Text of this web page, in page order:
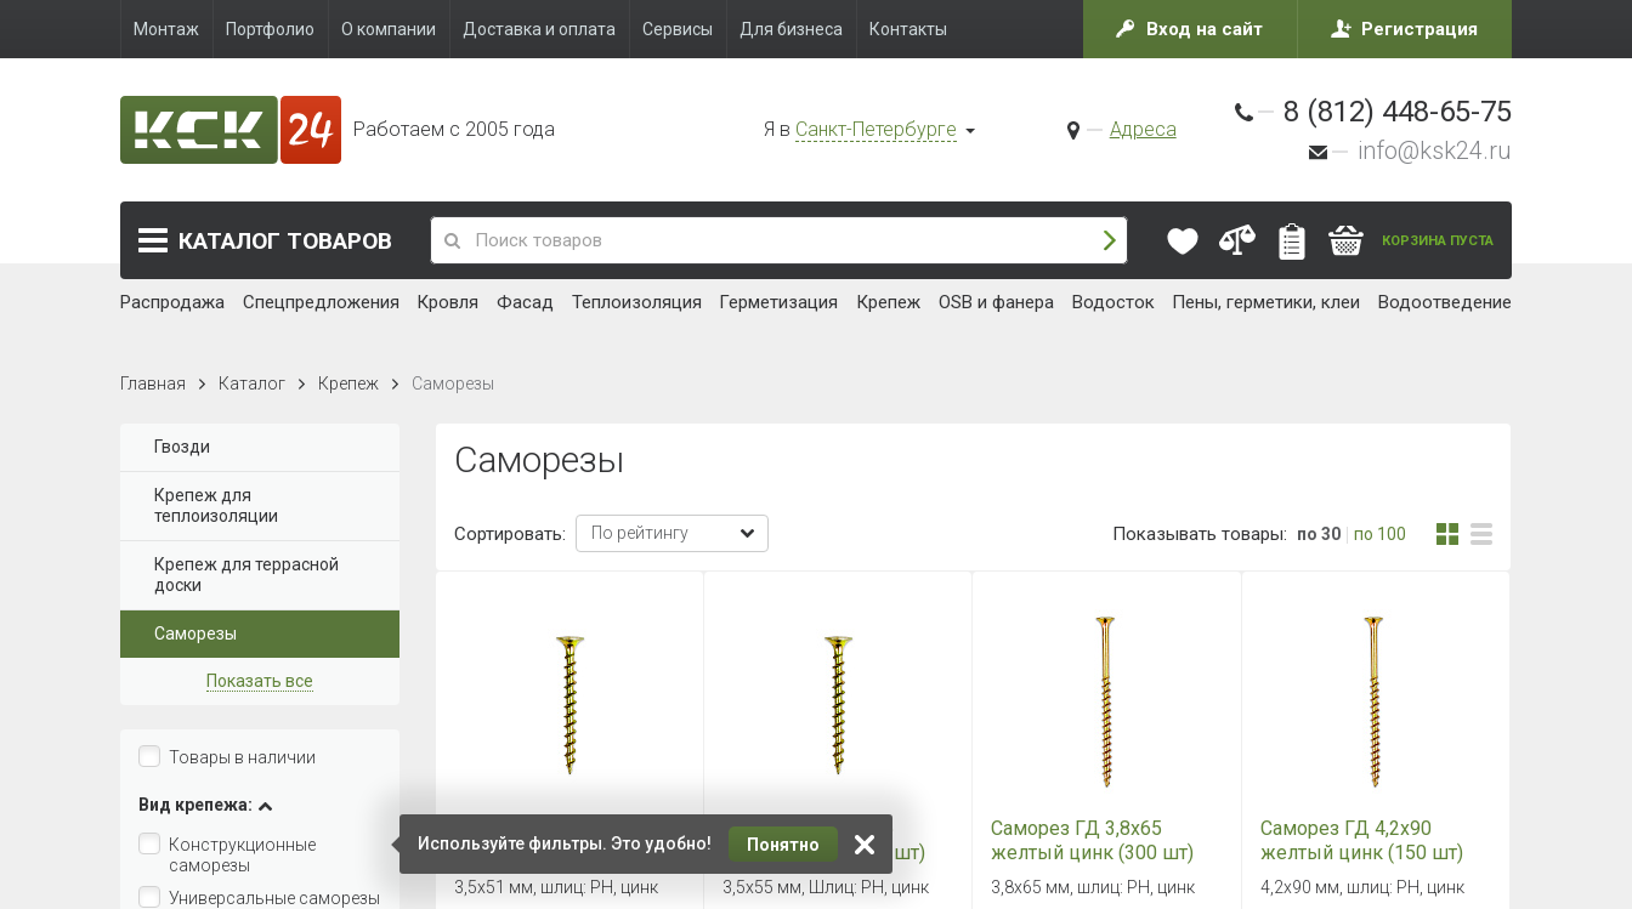
Монтаж Портфолио О компании Доставка и оплата Сервисы Для бизнеса Контакты Вход на сайт Регистрация
Работаем с 2005 года Я в Санкт-Петербурге Адреса
8 (812) 448-65-75
info@ksk24.ru
КАТАЛОГ ТОВАРОВ КОРЗИНА ПУСТА
Распродажа Спецпредложения Кровля Фасад Теплоизоляция Герметизация Крепеж OSB и фанера Водосток Пены, герметики, клеи Водоотведение
Главная Каталог Крепеж Саморезы
Саморезы
Сортировать: Показывать товары: по 30 по 100
желтый цинк (1000 шт)
3,5х51 мм, шлиц: PH, цинк
Саморез ГД 3,5х55
желтый цинк (900 шт)
3,5х55 мм, Шлиц: PH, цинк
Саморез ГД 3,8х65
желтый цинк (300 шт)
3,8х65 мм, шлиц: PH, цинк
Саморез ГД 4,2х90
желтый цинк (150 шт)
4,2х90 мм, шлиц: PH, цинк
Гвозди
Крепеж для
теплоизоляции
Крепеж для террасной
доски
Саморезы
Показать все
Используйте фильтры. Это удобно! Понятно
Товары в наличии
Вид крепежа:
Конструкционные
саморезы
Универсальные саморезы